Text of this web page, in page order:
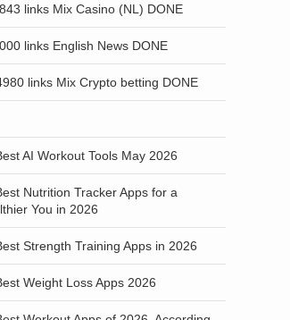
links Mix Casino (NL) DONE
links English News DONE
links Mix Crypto betting DONE
AI Workout Tools May 2026
Nutrition Tracker Apps for a
You in 2026
Strength Training Apps in 2026
Weight Loss Apps 2026